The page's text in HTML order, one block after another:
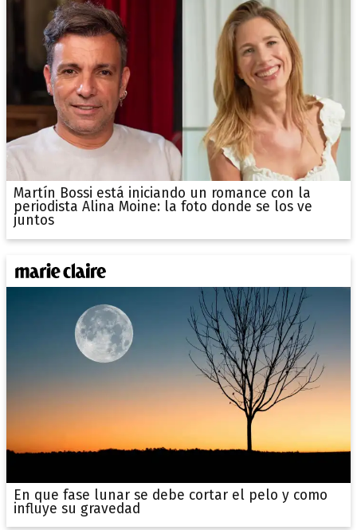
Martín Bossi está iniciando un romance con la
periodista Alina Moine: la foto donde se los ve
juntos
En que fase lunar se debe cortar el pelo y como
influye su gravedad